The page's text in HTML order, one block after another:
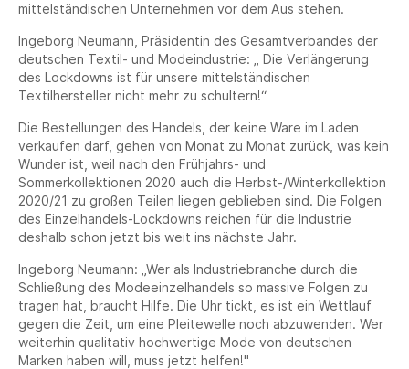
mittelständischen Unternehmen vor dem Aus stehen.
Ingeborg Neumann, Präsidentin des Gesamtverbandes der
deutschen Textil- und Modeindustrie: „ Die Verlängerung
des Lockdowns ist für unsere mittelständischen
Textilhersteller nicht mehr zu schultern!“
Die Bestellungen des Handels, der keine Ware im Laden
verkaufen darf, gehen von Monat zu Monat zurück, was kein
Wunder ist, weil nach den Frühjahrs- und
Sommerkollektionen 2020 auch die Herbst-/Winterkollektion
2020/21 zu großen Teilen liegen geblieben sind. Die Folgen
des Einzelhandels-Lockdowns reichen für die Industrie
deshalb schon jetzt bis weit ins nächste Jahr.
Ingeborg Neumann: „Wer als Industriebranche durch die
Schließung des Modeeinzelhandels so massive Folgen zu
tragen hat, braucht Hilfe. Die Uhr tickt, es ist ein Wettlauf
gegen die Zeit, um eine Pleitewelle noch abzuwenden. Wer
weiterhin qualitativ hochwertige Mode von deutschen
Marken haben will, muss jetzt helfen!"